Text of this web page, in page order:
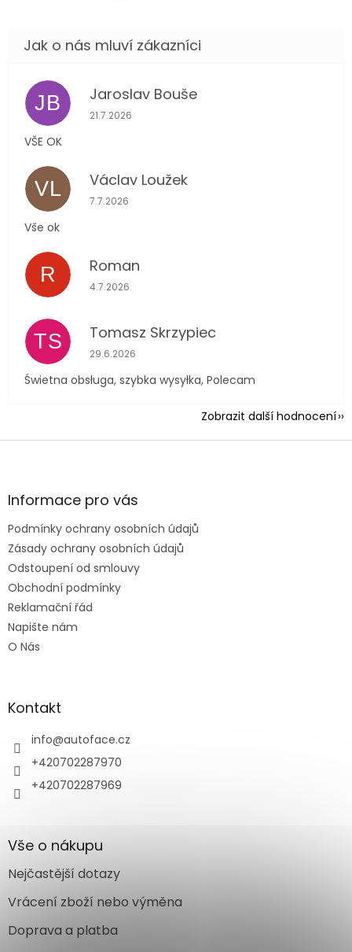
JB Jaroslav Bouše
Hodnocení obchodu je 5 z 5 hvězdiček.
21.7.2026
VŠE OK
VL Václav Loužek
Hodnocení obchodu je 5 z 5 hvězdiček.
7.7.2026
Vše ok
R Roman
Hodnocení obchodu je 5 z 5 hvězdiček.
4.7.2026
TS Tomasz Skrzypiec
Hodnocení obchodu je 5 z 5 hvězdiček.
29.6.2026
Świetna obsługa, szybka wysyłka, Polecam
Zobrazit další hodnocení
Z
aInformace pro vás
Podmínky ochrany osobních údajů
Zásady ochrany osobních údajů
Odstoupení od smlouvy
Obchodní podmínky
Reklamační řád
Napište nám
O Nás
Kontakt
info@autoface.cz
+420702287970
+420702287969
Vše o nákupu
Nejčastější dotazy
Vrácení zboží nebo výměna
Doprava a platba